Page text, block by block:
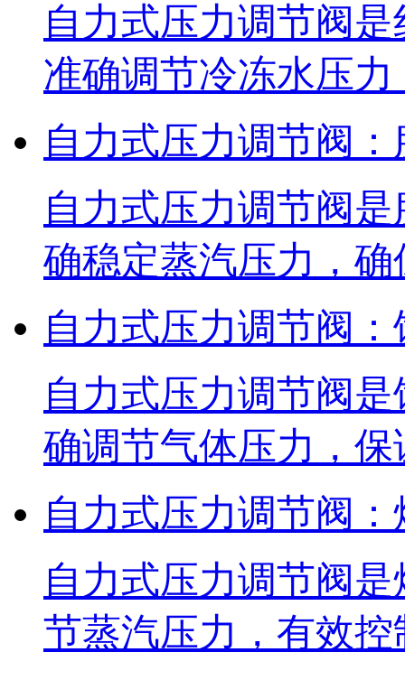
自力式压力调节阀
准确调节冷冻水压
自力式压力调节阀
自力式压力调节阀
确稳定蒸汽压力，
自力式压力调节阀
自力式压力调节阀
确调节气体压力，
自力式压力调节阀
自力式压力调节阀
节蒸汽压力，有效